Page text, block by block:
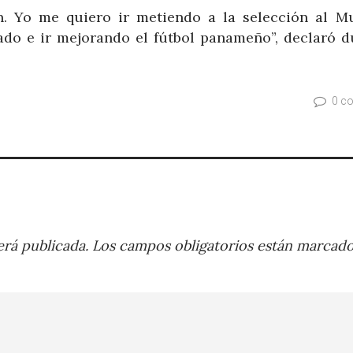
Yo me quiero ir metiendo a la selección al
e ir mejorando el fútbol panameño”, declaró
0
publicada. Los campos obligatorios están